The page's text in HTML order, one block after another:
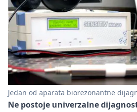
Jedan od aparata biorezonantne
Ne postoje univerzalne